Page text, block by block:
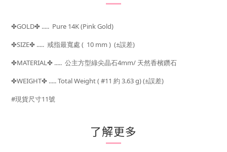
✤GOLD✤ ..... Pure 14K (Pink Gold)
✤SIZE✤ ..... 戒指最寬處 ( 10 mm ) (±誤差)
✤MATERIAL✤ ..... 公主方型綠尖晶石4mm/ 天然香檳鑽石
✤WEIGHT✤ ..... Total Weight ( #11 約 3.63 g) (±誤差)
#現貨尺寸11號
了解更多